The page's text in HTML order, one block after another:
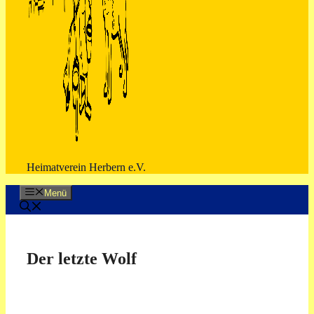
Heimatverein Herbern e.V.
Menü
Der letzte Wolf